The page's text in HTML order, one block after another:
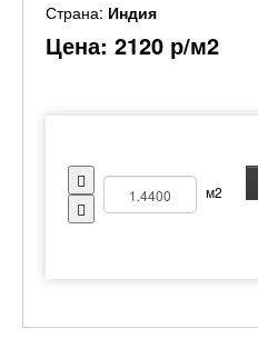
Страна: Индия
Цена: 2120 р/м2
м2